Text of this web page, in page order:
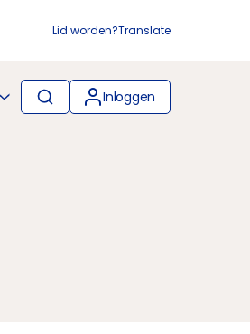
Lid worden?Translate
Inloggen